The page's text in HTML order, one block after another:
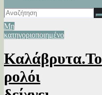
Μη
κατηγοριοποιημένο
Καλάβρυτα.Το
ρολόι